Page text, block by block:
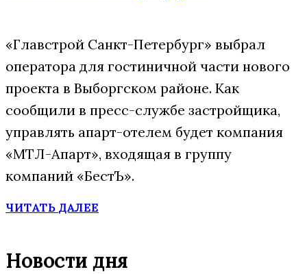
«Главстрой Санкт-Петербург» выбрал
оператора для гостиничной части нового
проекта в Выборгском районе. Как
сообщили в пресс-службе застройщика,
управлять апарт-отелем будет компания
«МТЛ-Апарт», входящая в группу
компаний «БестЪ».
ЧИТАТЬ ДАЛЕЕ
Новости дня